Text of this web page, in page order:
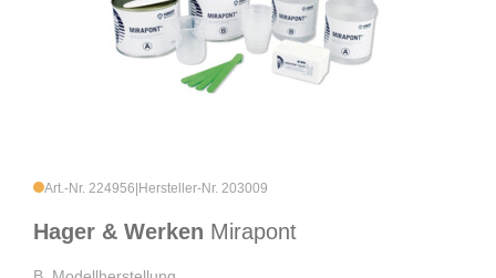
Art.-Nr. 224956 Hersteller-Nr. 203009
Hager & Werken Mirapont